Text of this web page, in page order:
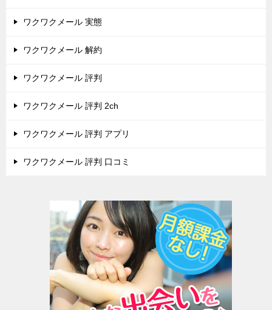
ワクワクメール 実態
ワクワクメール 解約
ワクワクメール 評判
ワクワクメール 評判 2ch
ワクワクメール 評判 アプリ
ワクワクメール 評判 口コミ